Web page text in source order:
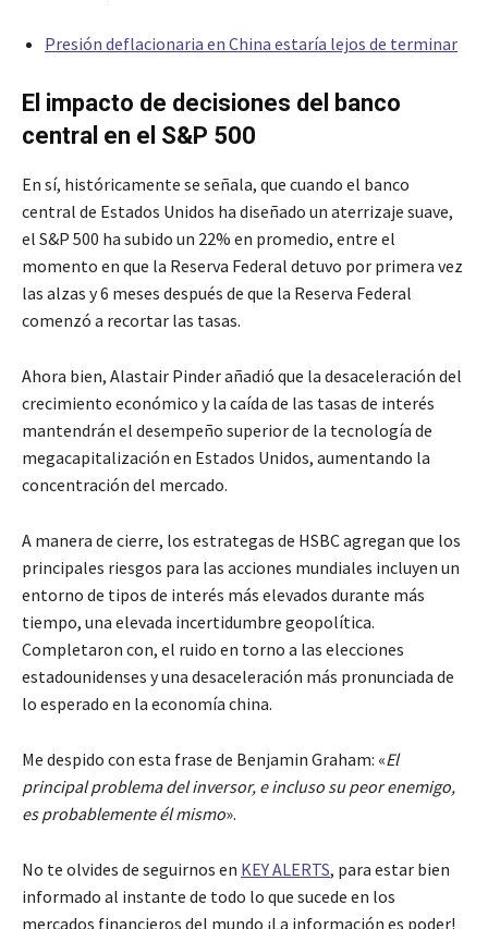
Presión deflacionaria en China estaría lejos de terminar
El impacto de decisiones del banco
central en el S&P 500
En sí, históricamente se señala, que cuando el banco
central de Estados Unidos ha diseñado un aterrizaje suave,
el S&P 500 ha subido un 22% en promedio, entre el
momento en que la Reserva Federal detuvo por primera vez
las alzas y 6 meses después de que la Reserva Federal
comenzó a recortar las tasas.
Ahora bien, Alastair Pinder añadió que la desaceleración del
crecimiento económico y la caída de las tasas de interés
mantendrán el desempeño superior de la tecnología de
megacapitalización en Estados Unidos, aumentando la
concentración del mercado.
A manera de cierre, los estrategas de HSBC agregan que los
principales riesgos para las acciones mundiales incluyen un
entorno de tipos de interés más elevados durante más
tiempo, una elevada incertidumbre geopolítica.
Completaron con, el ruido en torno a las elecciones
estadounidenses y una desaceleración más pronunciada de
lo esperado en la economía china.
Me despido con esta frase de Benjamin Graham: «El
principal problema del inversor, e incluso su peor enemigo,
es probablemente él mismo».
No te olvides de seguirnos en KEY ALERTS, para estar bien
informado al instante de todo lo que sucede en los
mercados financieros del mundo ¡La información es poder!